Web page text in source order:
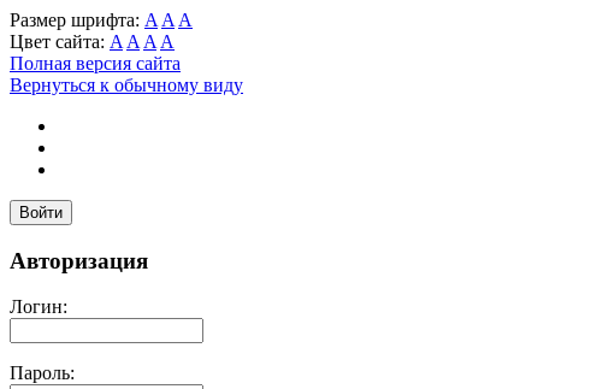
Размер шрифта: A A A
Цвет сайта: A A A A
Полная версия сайта
Вернуться к обычному виду
Войти
Авторизация
Логин:
Пароль: